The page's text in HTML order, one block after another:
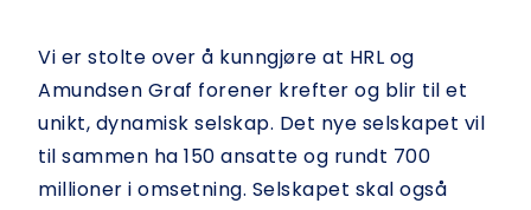
Vi er stolte over å kunngjøre at HRL og
Amundsen Graf forener krefter og blir til et
unikt, dynamisk selskap. Det nye selskapet vil
til sammen ha 150 ansatte og rundt 700
millioner i omsetning. Selskapet skal også